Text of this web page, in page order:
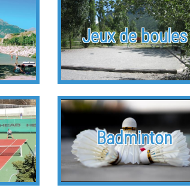
Jeux de boules
Badminton